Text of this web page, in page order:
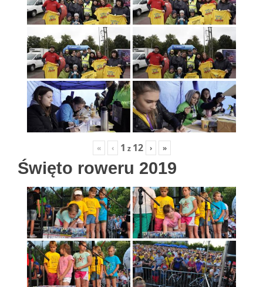
« ‹ 1 z 12 › »
Święto roweru 2019